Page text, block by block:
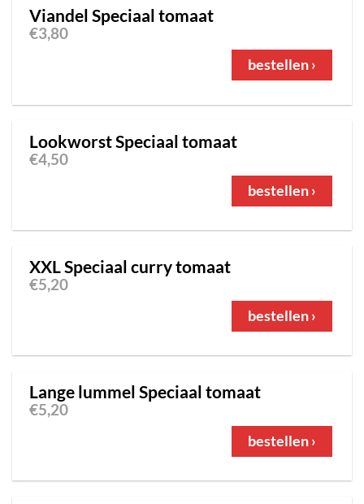
Viandel Speciaal tomaat
€3,80
bestellen ›
Lookworst Speciaal tomaat
€4,50
bestellen ›
XXL Speciaal curry tomaat
€5,20
bestellen ›
Lange lummel Speciaal tomaat
€5,20
bestellen ›